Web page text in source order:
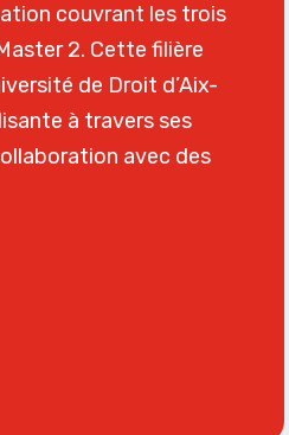
couvrant les trois
2. Cette filière
de Droit d’Aix-
à travers ses
avec des